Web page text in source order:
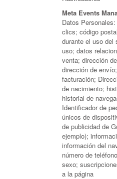
Meta Events
Datos
clics; código
durante el uso del
uso; datos
venta; dirección
dirección de
facturación;
de nacimiento;
historial de
Identificador de
únicos de
de publicidad de
ejemplo);
información del
número de
sexo;
a la página